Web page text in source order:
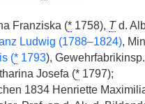
Franziska (*1758), Td.
Ludwig (1788–1824),
(*1793),
Josefa (*1797);
1834 Henriette